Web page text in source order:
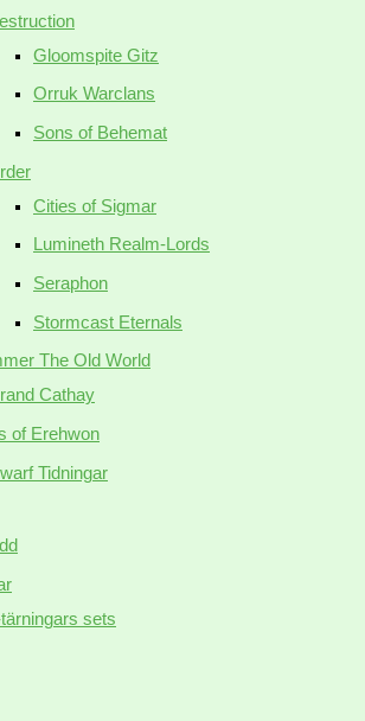
Gloomspite Gitz
Orruk Warclans
Sons of Behemat
Cities of Sigmar
Lumineth Realm-Lords
Seraphon
Stormcast Eternals
The Old World
Cathay
of Erehwon
Tidningar
sets